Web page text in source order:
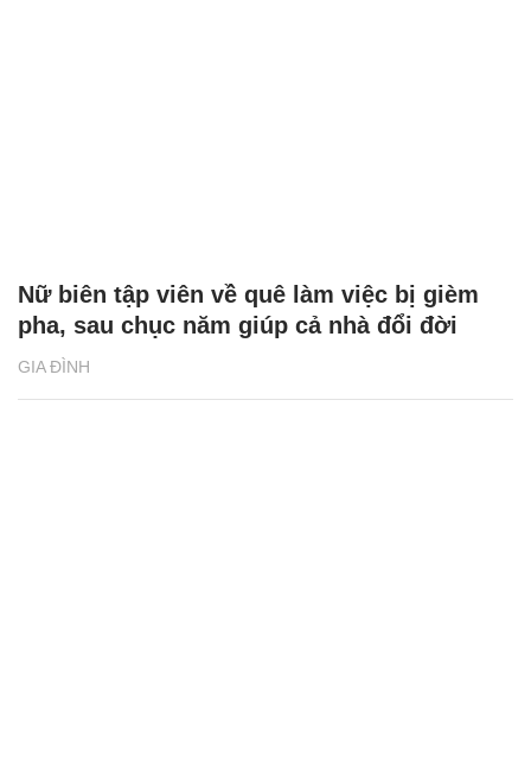
GIA ĐÌNH
Nữ biên tập viên về quê làm việc bị gièm
pha, sau chục năm giúp cả nhà đổi đời